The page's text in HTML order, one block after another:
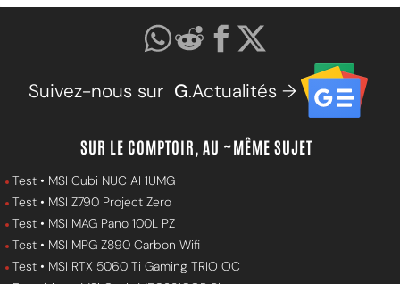
Suivez-nous sur G.Actualités →
SUR LE COMPTOIR, AU ~MÊME SUJET
Test • MSI Cubi NUC AI 1UMG
Test • MSI Z790 Project Zero
Test • MSI MAG Pano 100L PZ
Test • MSI MPG Z890 Carbon Wifi
Test • MSI RTX 5060 Ti Gaming TRIO OC